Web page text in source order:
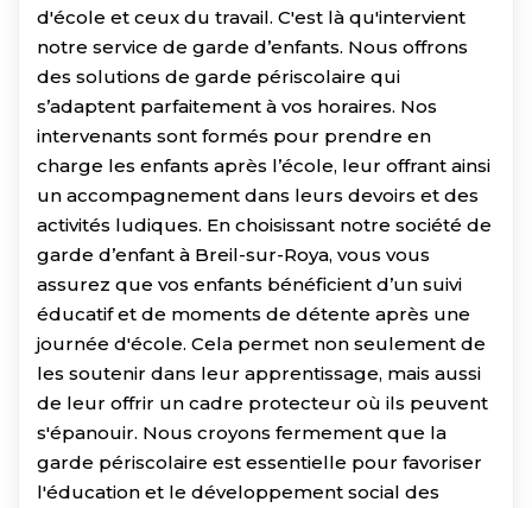
d'école et ceux du travail. C'est là qu'intervient
notre service de garde d’enfants. Nous offrons
des solutions de garde périscolaire qui
s’adaptent parfaitement à vos horaires. Nos
intervenants sont formés pour prendre en
charge les enfants après l’école, leur offrant ainsi
un accompagnement dans leurs devoirs et des
activités ludiques. En choisissant notre société de
garde d’enfant à Breil-sur-Roya, vous vous
assurez que vos enfants bénéficient d’un suivi
éducatif et de moments de détente après une
journée d'école. Cela permet non seulement de
les soutenir dans leur apprentissage, mais aussi
de leur offrir un cadre protecteur où ils peuvent
s'épanouir. Nous croyons fermement que la
garde périscolaire est essentielle pour favoriser
l'éducation et le développement social des